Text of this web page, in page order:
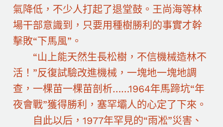
氣降低，不少人打起了退堂鼓。王尚海等林
場干部意識到，只要用種樹勝利的事實才幹
擊敗“下馬風”。
“山上能天然生長松樹，不信機械造林不
活！”反復試驗改進機械，一塊地一塊地調
查，一棵苗一棵苗剖析……1964年馬蹄坑“年
夜會戰”獲得勝利，塞罕壩人的心定了下來。
自此以后，1977年罕見的“雨凇”災害、